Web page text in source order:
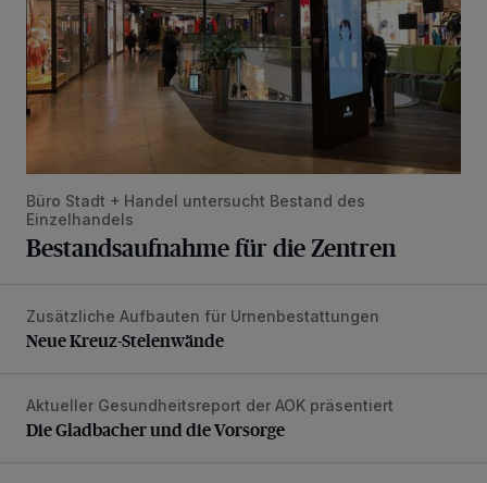
Büro Stadt + Handel untersucht Bestand des
Einzelhandels
Bestandsaufnahme für die Zentren
Neue Kreuz-Stelenwände
Zusätzliche Aufbauten für Urnenbestattungen
Neue Kreuz-Stelenwände
Die Gladbacher und die Vorsorge
Aktueller Gesundheitsreport der AOK präsentiert
Die Gladbacher und die Vorsorge